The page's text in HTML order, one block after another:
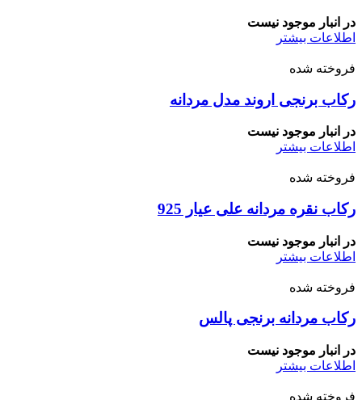
در انبار موجود نیست
اطلاعات بیشتر
فروخته شده
رکاب برنجی اروند مدل مردانه
در انبار موجود نیست
اطلاعات بیشتر
فروخته شده
رکاب نقره مردانه علی عیار 925
در انبار موجود نیست
اطلاعات بیشتر
فروخته شده
رکاب مردانه برنجی پالس
در انبار موجود نیست
اطلاعات بیشتر
فروخته شده